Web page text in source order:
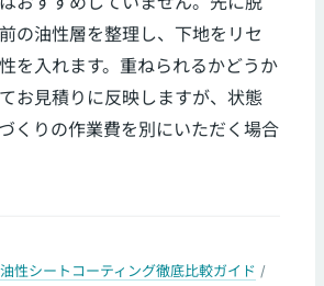
の油性層を整理し、下地をリセ
を入れます。重ねられるかどうか
お見積りに反映しますが、状態
くりの作業費を別にいただく場合
性シートコーティング徹底比較ガイド /